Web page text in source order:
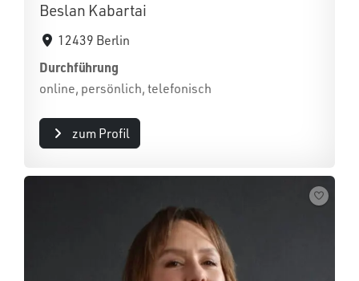
Beslan Kabartai
12439 Berlin
Durchführung
online, persönlich, telefonisch
zum Profil